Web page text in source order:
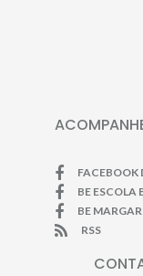
FACEBOOK
BE ESCOLA
BE
RSS